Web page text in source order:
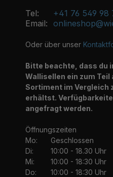
Tel:
+41 76 549 98
Email:
Oder über unser
Bitte beachte, dass du
Wallisellen ein zum Teil
Sortiment im Vergleich
erhältst.
angefragt werden.
Öffnungszeiten
Mo:
Geschlossen
Di:
10:00 - 18.30 Uhr
Mi:
10:00 - 18:30 Uhr
Do:
10:00 - 18:30 Uhr